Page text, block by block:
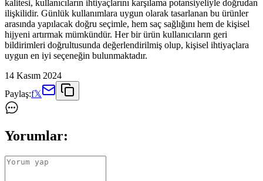
kalitesi, kullanıcıların ihtiyaçlarını karşılama potansiyeliyle doğrudan
ilişkilidir. Günlük kullanımlara uygun olarak tasarlanan bu ürünler
arasında yapılacak doğru seçimle, hem saç sağlığını hem de kişisel
hijyeni artırmak mümkündür. Her bir ürün kullanıcıların geri
bildirimleri doğrultusunda değerlendirilmiş olup, kişisel ihtiyaçlara
uygun en iyi seçeneğin bulunmaktadır.
14 Kasım 2024
Paylaş:f𝕏
Yorumlar: